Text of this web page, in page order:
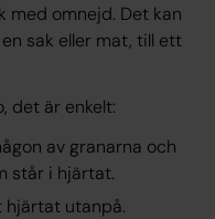
med omnejd. Det kan
sak eller mat, till ett
det är enkelt:
av granarna och
står i hjärtat.
hjärtat utanpå.